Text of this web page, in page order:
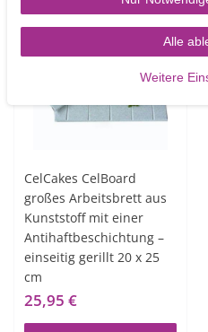
CelCakes CelBoard
großes Arbeitsbrett aus
Kunststoff mit einer
Antihaftbeschichtung –
einseitig gerillt 20 x 25
cm
25,95 €
Alle
Weitere